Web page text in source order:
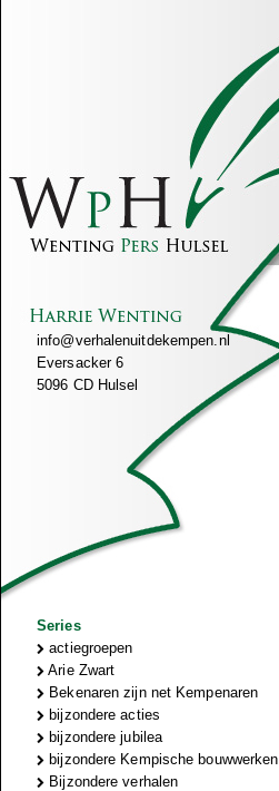
info@verhalenuitdekempen.nl
Eversacker 6
5096 CD Hulsel
Series
actiegroepen
Arie Zwart
Bekenaren zijn net Kempenaren
bijzondere acties
bijzondere jubilea
bijzondere Kempische bouwwerken
Bijzondere verhalen